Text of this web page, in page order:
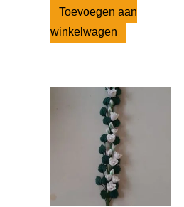
Toevoegen aan
winkelwagen